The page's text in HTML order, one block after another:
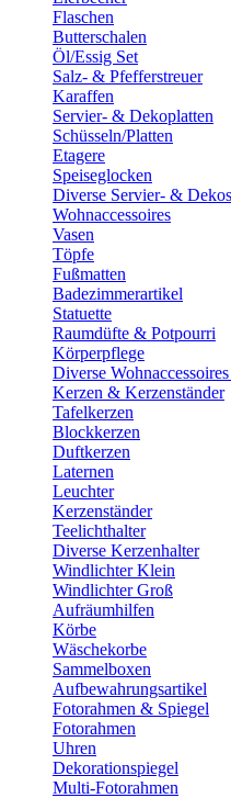
Flaschen
Butterschalen
Öl/Essig Set
Salz- & Pfefferstreuer
Karaffen
Servier- & Dekoplatten
Schüsseln/Platten
Etagere
Speiseglocken
Diverse Servier- &
Wohnaccessoires
Vasen
Töpfe
Fußmatten
Badezimmerartikel
Statuette
Raumdüfte & Potpourri
Körperpflege
Diverse
Kerzen & Kerzenständer
Tafelkerzen
Blockkerzen
Duftkerzen
Laternen
Leuchter
Kerzenständer
Teelichthalter
Diverse Kerzenhalter
Windlichter Klein
Windlichter Groß
Aufräumhilfen
Körbe
Wäschekorbe
Sammelboxen
Aufbewahrungsartikel
Fotorahmen & Spiegel
Fotorahmen
Uhren
Dekorationspiegel
Multi-Fotorahmen